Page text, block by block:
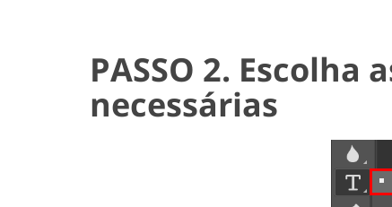
PASSO 2. Escolha
necessárias